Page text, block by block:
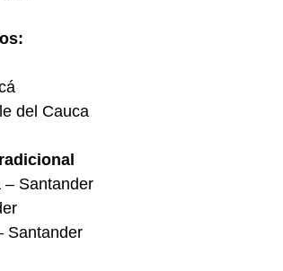
del Cauca
– Santander
Santander